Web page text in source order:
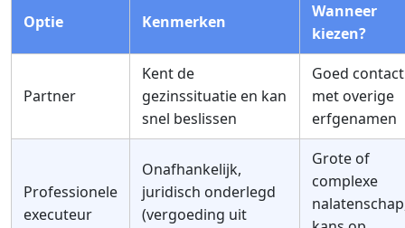
Optie Kenmerken
Wanneer
kiezen?
Partner
Kent de
gezinssituatie en kan
snel beslissen
Goed contact
met overige
erfgenamen
Professionele
executeur
Onafhankelijk,
juridisch onderlegd
(vergoeding uit
Grote of
complexe